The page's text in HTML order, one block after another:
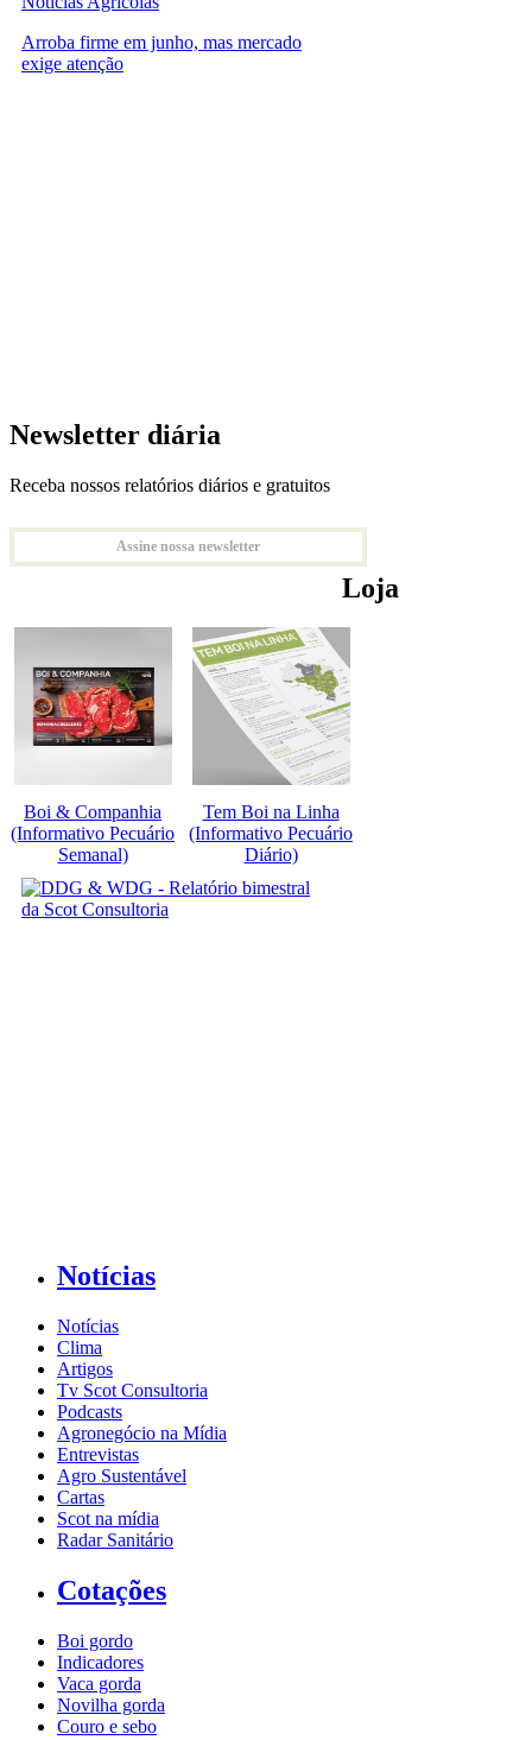
Arroba firme em junho, mas mercado
exige atenção
Newsletter diária
Receba nossos relatórios diários e gratuitos
Assine nossa newsletter
Loja
Boi & Companhia
(Informativo Pecuário
Semanal)
Tem Boi na Linha
(Informativo Pecuário
Diário)
Notícias
Notícias
Clima
Artigos
Tv Scot Consultoria
Podcasts
Agronegócio na Mídia
Entrevistas
Agro Sustentável
Cartas
Scot na mídia
Radar Sanitário
Cotações
Boi gordo
Indicadores
Vaca gorda
Novilha gorda
Couro e sebo